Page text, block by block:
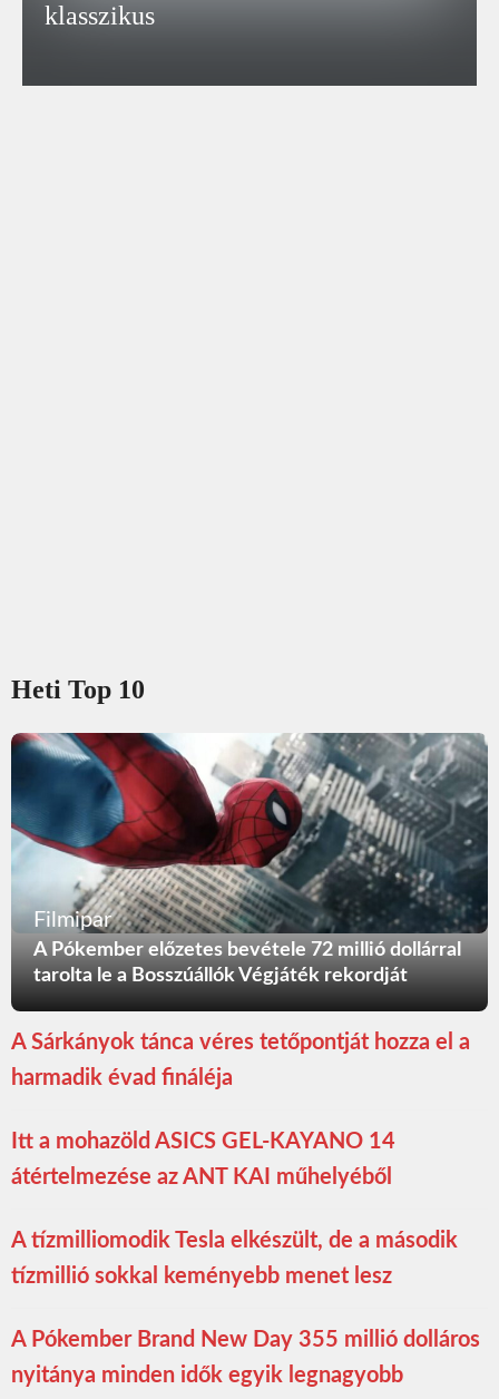
klasszikus
Heti Top 10
Filmipar
A Pókember előzetes bevétele 72 millió dollárral
tarolta le a Bosszúállók Végjáték rekordját
A Sárkányok tánca véres tetőpontját hozza el a
harmadik évad fináléja
Itt a mohazöld ASICS GEL-KAYANO 14
átértelmezése az ANT KAI műhelyéből
A tízmilliomodik Tesla elkészült, de a második
tízmillió sokkal keményebb menet lesz
A Pókember Brand New Day 355 millió dolláros
nyitánya minden idők egyik legnagyobb